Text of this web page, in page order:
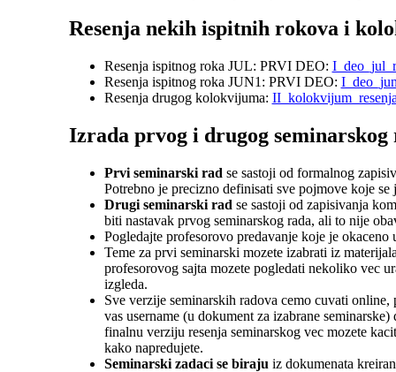
Resenja nekih ispitnih rokova i
Resenja ispitnog roka JUL: PRVI DEO:
Resenja ispitnog roka JUN1: PRVI DEO:
Resenja drugog kolokvijuma:
Izrada prvog i drugog seminarskog
Prvi seminarski rad se sastoji od formalnog
Potrebno je precizno definisati sve pojmove koje
Drugi seminarski rad se sastoji od zapisivanja
biti nastavak prvog seminarskog rada, ali to nije
Pogledajte profesorovo predavanje koje je
Teme za prvi seminarski mozete izabrati iz
profesorovog sajta mozete pogledati nekoliko vec
izgleda.
Sve verzije seminarskih radova cemo cuvati
vas username (u dokument za izabrane
finalnu verziju resenja seminarskog vec mozete
kako napredujete.
Seminarski zadaci se biraju iz dokumenata